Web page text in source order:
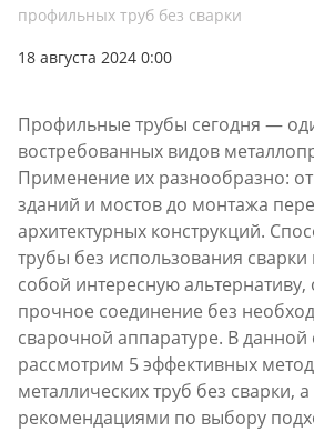
профильных труб без сварки
18 августа 2024 0:00
Профильные трубы сегодня —
востребованных видов
Применение их разнообразно:
зданий и мостов до монтажа
архитектурных конструкций.
трубы без использования сварки
собой интересную
прочное соединение без
сварочной аппаратуре. В данной
рассмотрим 5 эффективных
металлических труб без сварки,
рекомендациями по выбору